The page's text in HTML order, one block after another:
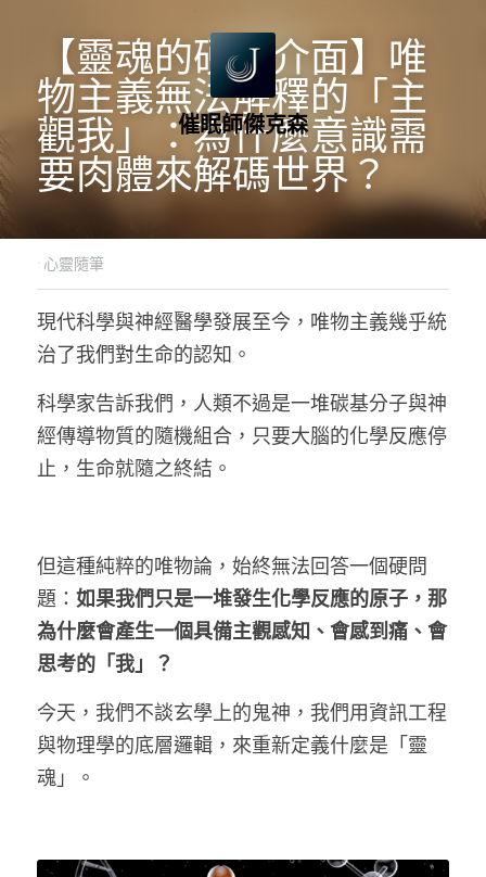
催眠師傑克森
【靈魂的硬體介面】唯
物主義無法解釋的「主
觀我」：為什麼意識需
要肉體來解碼世界？
· 心靈隨筆
現代科學與神經醫學發展至今，唯物主義幾乎統
治了我們對生命的認知。
科學家告訴我們，人類不過是一堆碳基分子與神
經傳導物質的隨機組合，只要大腦的化學反應停
止，生命就隨之終結。
但這種純粹的唯物論，始終無法回答一個硬問
題： 如果我們只是一堆發生化學反應的原子，那
為什麼會產生一個具備主觀感知、會感到痛、會
思考的「我」？
今天，我們不談玄學上的鬼神，我們用資訊工程
與物理學的底層邏輯，來重新定義什麼是「靈
魂」。